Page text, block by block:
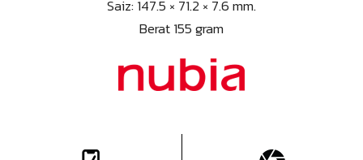
Saiz: 147.5 × 71.2 × 7.6 mm.
Berat 155 gram